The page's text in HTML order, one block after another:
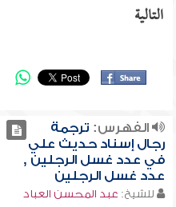
التالية
الفهرس: ترجمة
رجال إسناد حديث علي
في عدد غسل الرجلين ,
عدد غسل الرجلين
للشيخ: عبد المحسن العباد